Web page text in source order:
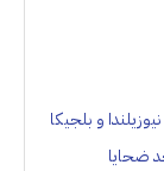
و بلجيكا
ضحايا